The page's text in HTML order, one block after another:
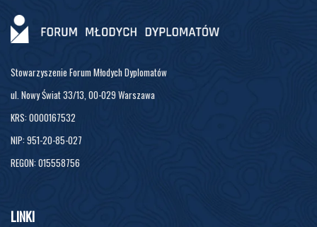
Stowarzyszenie Forum Młodych Dyplomatów
ul. Nowy Świat 33/13, 00-029 Warszawa
KRS: 0000167532
NIP: 951-20-85-027
REGON: 015558756
LINKI